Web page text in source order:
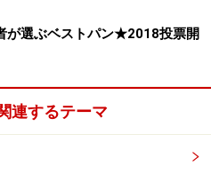
の性質や味がどうのという
がりがあるからです」と与
へ行って、小麦農家の人た
という気持ちが大きくなっ
はすべて知っている人のも
が選ぶベストパン★2018投票開
連するテーマ